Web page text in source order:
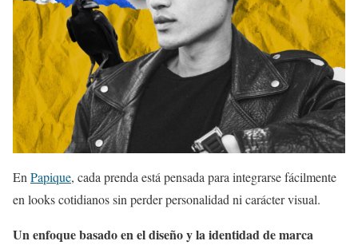
En Papique, cada prenda está pensada para integrarse fácilmente
en looks cotidianos sin perder personalidad ni carácter visual.
Un enfoque basado en el diseño y la identidad de marca